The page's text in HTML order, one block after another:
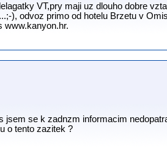
VT,pry maji uz dlouho dobre
), odvoz primo od hotelu Brzetu v
www.kanyon.hr.
se k zadnzm informacim
o tento zazitek ?